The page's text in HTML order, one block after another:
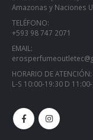
Amazonas y Naciones
TELÉFONO:
+593 98 747 2071
EMAIL:
HORARIO DE ATENCIÓN:
L-S 10:00-19:30 D